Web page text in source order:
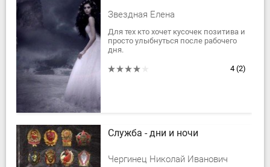
Звездная Елена
Для тех кто хочет кусочек позитива и
просто улыбнуться после рабочего
дня.
4 (2)
Служба - дни и ночи
Чергинец Николай Иванович